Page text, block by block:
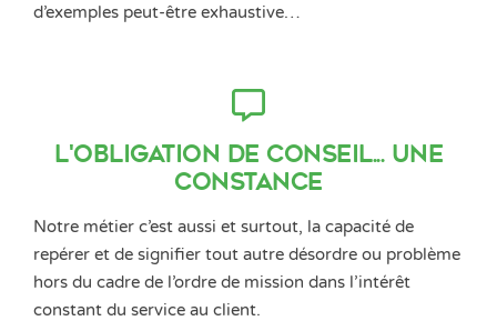
d’exemples peut-être exhaustive…
L'obligation de conseil... une
constance
Notre métier c’est aussi et surtout, la capacité de
repérer et de signifier tout autre désordre ou problème
hors du cadre de l’ordre de mission dans l’intérêt
constant du service au client.